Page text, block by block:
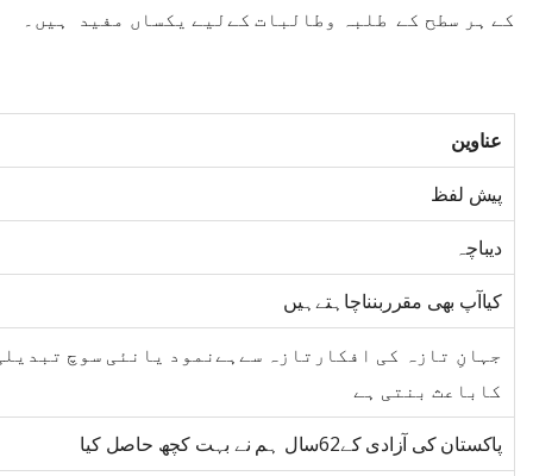
کے ہر سطح کے طلبہ وطالبات کےلیے یکساں مفید ہیں۔
عناوین
پیش لفظ
دیباچہ
کیاآپ بھی مقرربنناچاہتےہیں
جہانِ تازہ کی افکارتازہ سےہےنمود یانئی سوچ
کاباعث بنتی ہے
پاکستان کی آزادی کے62سال ہم نے بہت کچھ حاصل کیا